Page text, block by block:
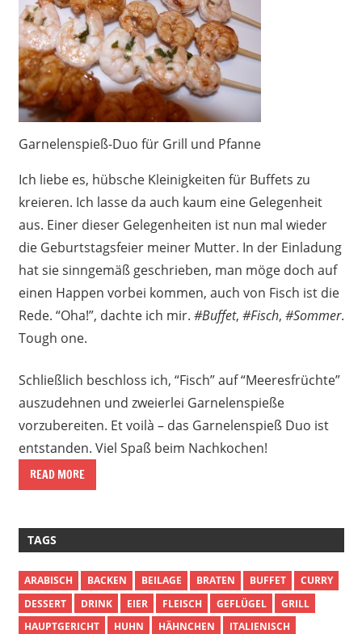
Garnelenspieß-Duo für Grill und Pfanne
Ich liebe es, hübsche Kleinigkeiten für Buffets zu
kreieren. Ich lasse da auch kaum eine Gelegenheit
aus. Einer dieser Gelegenheiten ist nun mal wieder
die Geburtstagsfeier meiner Mutter. In der Einladung
hat sie sinngemäß geschrieben, man möge doch auf
einen Happen vorbei kommen, auch von Fisch ist die
Rede. “Oha!”, dachte ich mir. #Buffet, #Fisch, #Sommer.
Tough one.
Schließlich beschloss ich, “Fisch” auf “Meeresfrüchte”
auszudehnen und zweierlei Garnelenspieße
vorzubereiten. Et voilà – das Garnelenspieß Duo ist
entstanden. Viel Spaß beim Nachkochen!
READ MORE
TAGS
ARABISCH BACKEN BEILAGE BRATEN BUFFET
CURRY
DESSERT
DRINK EIER FLEISCH GEFLÜGEL
GRILL
HAUPTGERICHT
HUHN HÄHNCHEN
ITALIENISCH